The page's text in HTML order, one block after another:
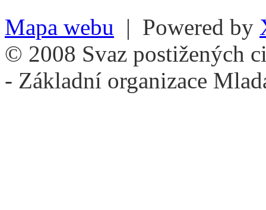
Mapa webu | Powered by
© 2008 Svaz postižených
- Základní organizace